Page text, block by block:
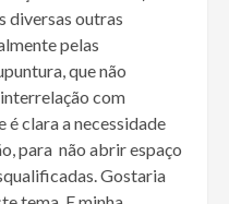
diversas outras
pelas
que não
com
é clara a necessidade
para não abrir espaço
Gostaria